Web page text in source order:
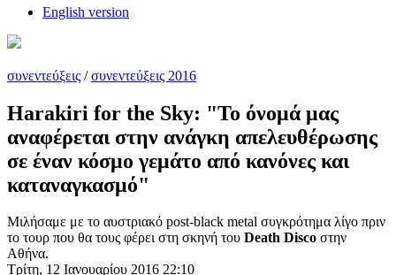
English version
συνεντεύξεις /συνεντεύξεις 2016
Harakiri for the Sky: "Το όνομά μας
αναφέρεται στην ανάγκη απελευθέρωσης
σε έναν κόσμο γεμάτο από κανόνες και
καταναγκασμό"
Μιλήσαμε με το αυστριακό post-black metal συγκρότημα λίγο πριν
το τουρ που θα τους φέρει στη σκηνή του Death Disco στην
Αθήνα.
Τρίτη, 12 Ιανουαρίου 2016 22:10